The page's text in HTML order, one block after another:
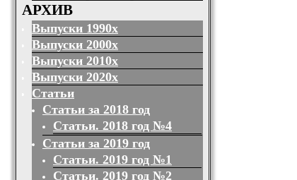
АРХИВ
Выпуски 1990х
Выпуски 2000х
Выпуски 2010х
Выпуски 2020х
Статьи
Статьи за 2018 год
Статьи. 2018 год №4
Статьи за 2019 год
Статьи. 2019 год №1
Статьи. 2019 год №2